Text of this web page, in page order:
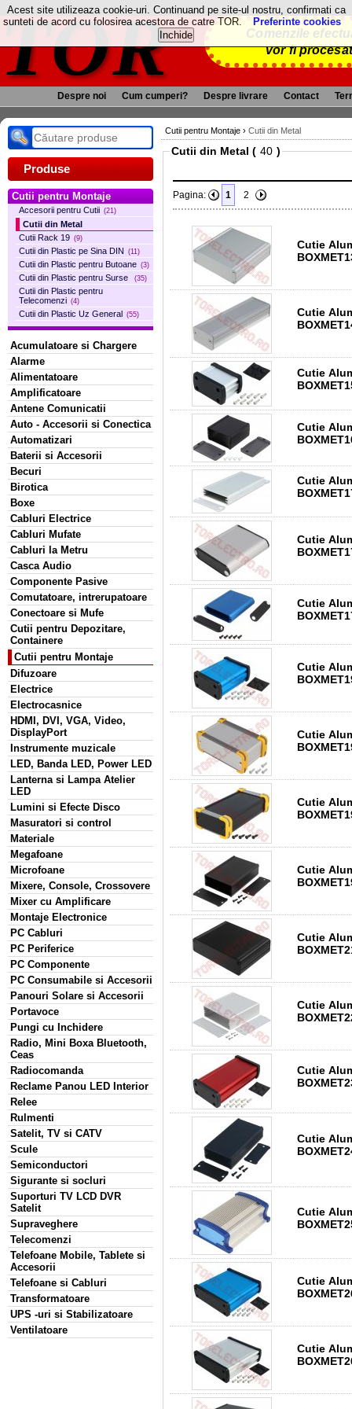
TOR
Comenzile
vor fi
Despre noi Cum cumperi? Despre livrare Contact
Produse
Cutii pentru Montaje
Accesorii pentru Cutii (21)
Cutii din Metal
Cutii Rack 19 (9)
Cutii din Plastic pe Sina DIN (11)
Cutii din Plastic pentru Butoane (3)
Cutii din Plastic pentru Surse (35)
Cutii din Plastic pentru
Telecomenzi (4)
Cutii din Plastic Uz General (55)
Acumulatoare si Chargere
Alarme
Alimentatoare
Amplificatoare
Antene Comunicatii
Auto - Accesorii si Conectica
Automatizari
Baterii si Accesorii
Becuri
Birotica
Boxe
Cabluri Electrice
Cabluri Mufate
Cabluri la Metru
Casca Audio
Componente Pasive
Comutatoare, intrerupatoare
Conectoare si Mufe
Cutii pentru Depozitare,
Containere
Cutii pentru Montaje
Difuzoare
Electrice
Electrocasnice
HDMI, DVI, VGA, Video,
DisplayPort
Instrumente muzicale
LED, Banda LED, Power LED
Lanterna si Lampa Atelier
LED
Lumini si Efecte Disco
Masuratori si control
Materiale
Megafoane
Microfoane
Mixere, Console, Crossovere
Mixer cu Amplificare
Montaje Electronice
PC Cabluri
PC Periferice
PC Componente
PC Consumabile si Accesorii
Panouri Solare si Accesorii
Portavoce
Pungi cu Inchidere
Radio, Mini Boxa Bluetooth,
Ceas
Radiocomanda
Reclame Panou LED Interior
Relee
Rulmenti
Satelit, TV si CATV
Scule
Semiconductori
Sigurante si socluri
Suporturi TV LCD DVR
Satelit
Supraveghere
Telecomenzi
Telefoane Mobile, Tablete si
Accesorii
Telefoane si Cabluri
Transformatoare
UPS -uri si Stabilizatoare
Ventilatoare
Cutii pentru Montaje › Cutii din Metal
Cutii din Metal ( )
Pagina: 1 2
Cutie
Cutie
Cutie
Cutie
Cutie
Cutie
Cutie
Cutie
Cutie
Cutie
Cutie
Cutie
Cutie
Cutie
Cutie
Cutie
Cutie
Cutie
Acest site utilizeaza cookie-uri. Continuand pe site-ul nostru, confirmati ca
sunteti de acord cu folosirea acestora de catre TOR.
Preferinte cookies